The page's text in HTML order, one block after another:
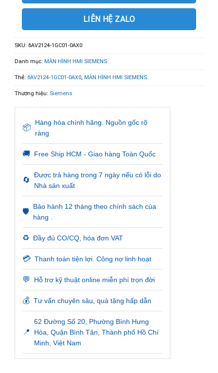
LIÊN HỆ ZALO
SKU: 6AV2124-1GC01-0AX0
Danh mục: MÀN HÌNH HMI SIEMENS
Thẻ: 6AV2124-1GC01-0AX0, MÀN HÌNH HMI SIEMENS
Thương hiệu: Siemens
📦
Hàng hóa chính hãng. Nguồn gốc rõ
ràng
🚚 Free Ship HCM - Giao hàng Toàn Quốc
🔄
Được trả hàng trong 7 ngày nếu có lỗi do
Nhà sản xuất
🛡️
Bảo hành 12 tháng theo chính sách của
hàng .
♻️ Đầy đủ CO/CQ, hóa đơn VAT
💳 Thanh toán tiện lợi. Công nợ linh hoạt
💬 Hỗ trợ kỹ thuật online miễn phí trọn đời
💰 Tư vấn chuyên sâu, quà tặng hấp dẫn
📍
62 Đường Số 20, Phường Bình Hưng
Hòa, Quận Bình Tân, Thành phố Hồ Chí
Minh, Việt Nam